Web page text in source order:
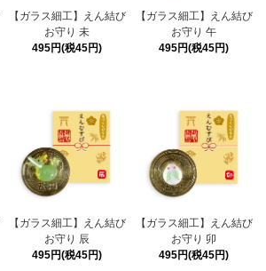
【ガラス細工】えん結び
お守り 未
495円(税45円)
【ガラス細工】えん結び
お守り 午
495円(税45円)
【ガラス細工】えん結び
お守り 辰
495円(税45円)
【ガラス細工】えん結び
お守り 卯
495円(税45円)